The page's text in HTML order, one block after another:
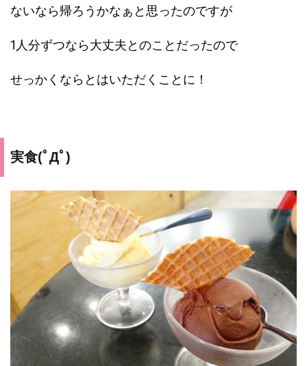
ないなら帰ろうかなぁと思ったのですが
1人分ずつなら大丈夫とのことだったので
せっかくならとはいただくことに！
実食(ﾟДﾟ)